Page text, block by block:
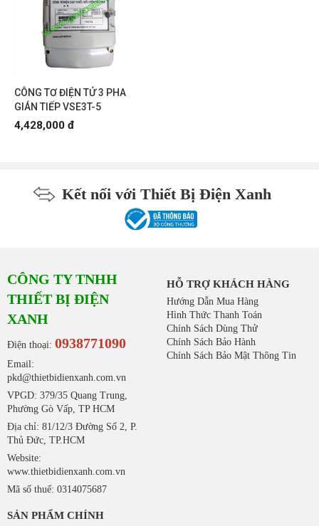
CÔNG TƠ ĐIỆN TỬ 3 PHA
GIÁN TIẾP VSE3T-5
4,428,000 đ
Kết nối với Thiết Bị Điện Xanh
CÔNG TY TNHH
THIẾT BỊ ĐIỆN
XANH
Điện thoại: 0938771090
Email:
pkd@thietbidienxanh.com.vn
VPGD: 379/35 Quang Trung,
Phường Gò Vấp, TP HCM
Địa chỉ: 81/12/3 Đường Số 2, P.
Thủ Đức, TP.HCM
Website:
www.thietbidienxanh.com.vn
Mã số thuế: 0314075687
HỖ TRỢ KHÁCH HÀNG
Hướng Dẫn Mua Hàng
Hình Thức Thanh Toán
Chính Sách Dùng Thử
Chính Sách Bảo Hành
Chính Sách Bảo Mật Thông Tin
SẢN PHẨM CHÍNH